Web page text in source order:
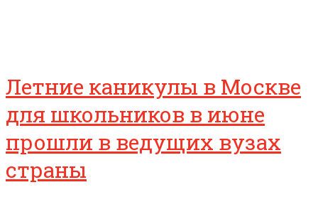
Летние каникулы в Москве
для школьников в июне
прошли в ведущих вузах
страны